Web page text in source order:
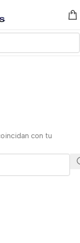
con tu